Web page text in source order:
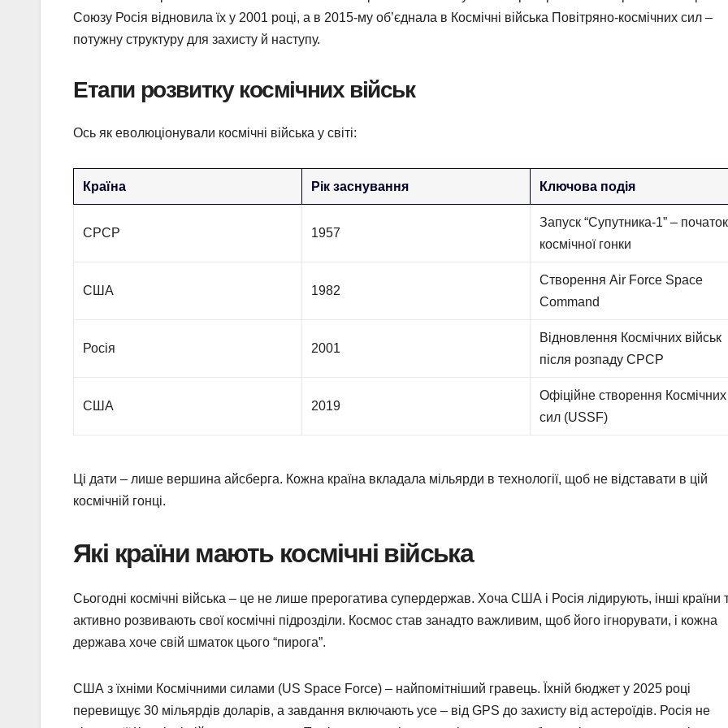
Союзу Росія відновила їх у 2001 році, а в 2015-му об’єднала в Космічні війська Повітряно-космічних сил –
потужну структуру для захисту й наступу.
Етапи розвитку космічних військ
Ось як еволюціонували космічні війська у світі:
Країна Рік заснування Ключова подія
СРСР 1957
Запуск “Супутника-1” – початок
космічної гонки
США 1982
Створення Air Force Space
Command
Росія 2001
Відновлення Космічних військ
після розпаду СРСР
США 2019
Офіційне створення Космічних
сил (USSF)
Ці дати – лише вершина айсберга. Кожна країна вкладала мільярди в технології, щоб не відставати в цій
космічній гонці.
Які країни мають космічні війська
Сьогодні космічні війська – це не лише прерогатива супердержав. Хоча США і Росія лідирують, інші країни
активно розвивають свої космічні підрозділи. Космос став занадто важливим, щоб його ігнорувати, і кожна
держава хоче свій шматок цього “пирога”.
США з їхніми Космічними силами (US Space Force) – найпомітніший гравець. Їхній бюджет у 2025 році
перевищує 30 мільярдів доларів, а завдання включають усе – від GPS до захисту від астероїдів. Росія не